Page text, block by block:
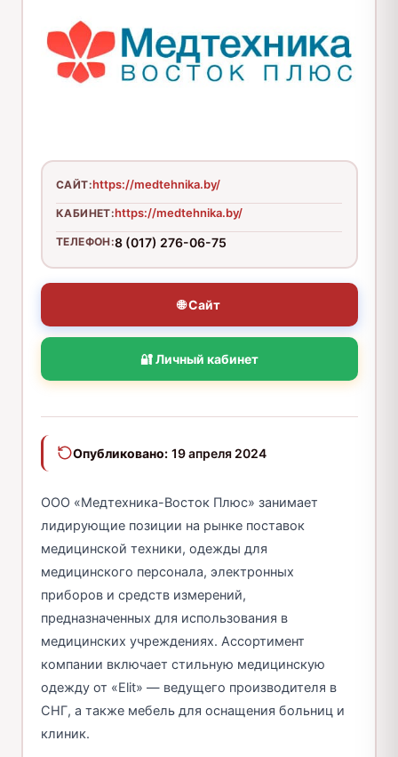
САЙТ:https://medtehnika.by/
КАБИНЕТ:https://medtehnika.by/
ТЕЛЕФОН:8 (017) 276-06-75
🌐 Сайт
🔐 Личный кабинет
Опубликовано: 19 апреля 2024
ООО «Медтехника-Восток Плюс» занимает
лидирующие позиции на рынке поставок
медицинской техники, одежды для
медицинского персонала, электронных
приборов и средств измерений,
предназначенных для использования в
медицинских учреждениях. Ассортимент
компании включает стильную медицинскую
одежду от «Elit» — ведущего производителя в
СНГ, а также мебель для оснащения больниц и
клиник.